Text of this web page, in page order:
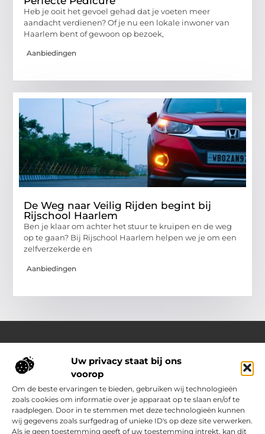
Uw privacy staat bij ons
voorop
Om de beste ervaringen te bieden, gebruiken wij technologieën
zoals cookies om informatie over je apparaat op te slaan en/of te
raadplegen. Door in te stemmen met deze technologieën kunnen
wij gegevens zoals surfgedrag of unieke ID's op deze site verwerken.
Als je geen toestemming geeft of uw toestemming intrekt, kan dit
Heb je ooit het gevoel gehad dat je voeten meer
aandacht verdienen? Of je nu een lokale inwoner van
Haarlem bent of gewoon op bezoek,
Aanbiedingen
De Weg naar Veilig Rijden begint bij
Rijschool Haarlem
Ben je klaar om achter het stuur te kruipen en de weg
op te gaan? Bij Rijschool Haarlem helpen we je om een
zelfverzekerde en
Aanbiedingen
Over Outdoor-vakantie-boeken.nl
Jouw bron voor outdoor-inspiratie en slimme vakantietips
Verken een gevarieerd aanbod aan blogs en artikelen
boordevol ideeën, handige suggesties en verrassende
inzichten die jouw buitenvakantie nóg leuker en makkelijker
maken.